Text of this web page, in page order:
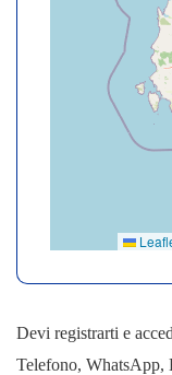
Devi registrarti e
Telefono, WhatsApp,